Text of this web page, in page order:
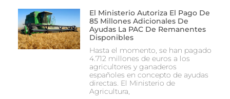
El Ministerio Autoriza El Pago De
85 Millones Adicionales De
Ayudas La PAC De Remanentes
Disponibles
Hasta el momento, se han pagado
4.712 millones de euros a los
agricultores y ganaderos
españoles en concepto de ayudas
directas. El Ministerio de
Agricultura,